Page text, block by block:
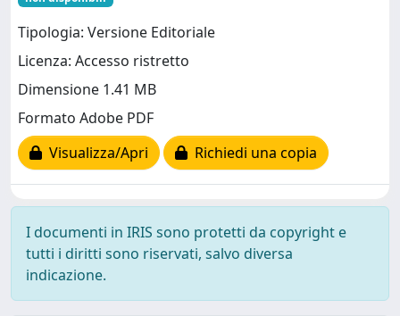
Tipologia: Versione Editoriale
Licenza: Accesso ristretto
Dimensione 1.41 MB
Formato Adobe PDF
Visualizza/Apri
Richiedi una copia
I documenti in IRIS sono protetti da copyright e
tutti i diritti sono riservati, salvo diversa
indicazione.